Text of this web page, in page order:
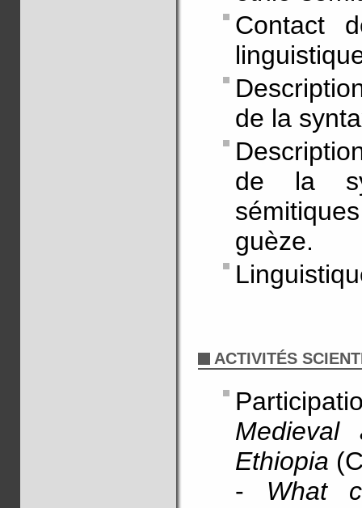
Contact
de la
de la
guèze.
ACTIVITÉS
Medieval
Ethiopia
- What